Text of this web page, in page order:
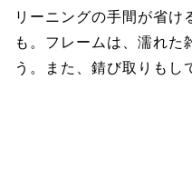
リーニングの手間が省け
も。フレームは、濡れた
う。また、錆び取りもし